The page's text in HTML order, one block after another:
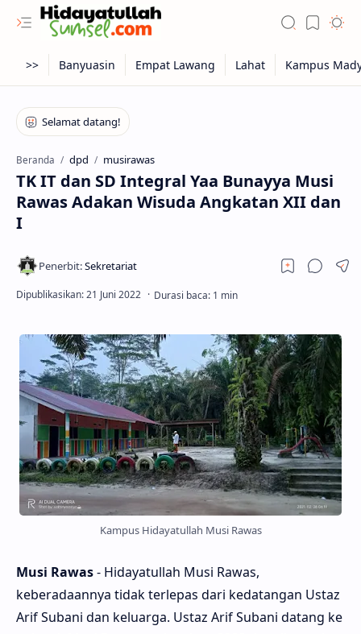
Beranda dpd musirawas
TK IT dan SD Integral Yaa Bunayya Musi
Rawas Adakan Wisuda Angkatan XII dan
I
Kampus Hidayatullah Musi Rawas
Musi Rawas- Hidayatullah Musi Rawas,
keberadaannya tidak terlepas dari kedatangan Ustaz
Arif Subani dan keluarga. Ustaz Arif Subani datang ke